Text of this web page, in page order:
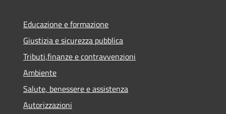
Educazione e formazione
Giustizia e sicurezza pubblica
Tributi,finanze e contravvenzioni
Ambiente
Salute, benessere e assistenza
Autorizzazioni